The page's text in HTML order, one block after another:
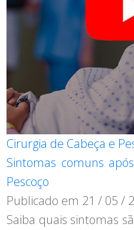
Cirurgia de Cabeça e
Sintomas comuns
Pescoço
Publicado em 21 / 05 /
Saiba quais sintomas